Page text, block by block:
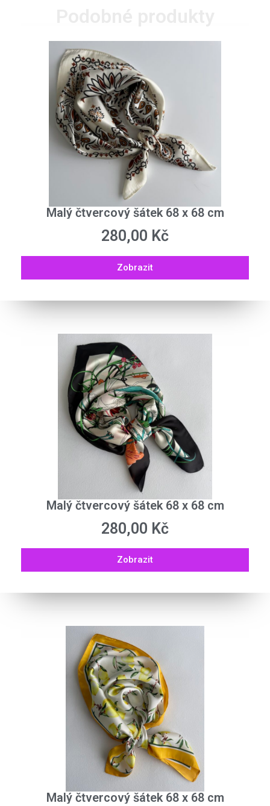
Malý čtvercový šátek 68 x 68 cm
280,00 Kč
Zobrazit
Malý čtvercový šátek 68 x 68 cm
280,00 Kč
Zobrazit
Malý čtvercový šátek 68 x 68 cm